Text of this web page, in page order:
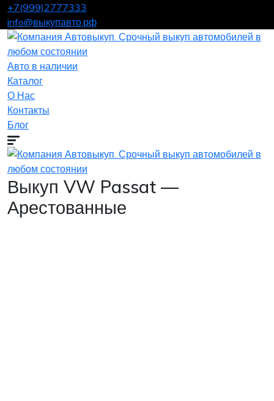
+7(999)2777333
info@выкупавто.рф
Авто в наличии
Каталог
О Нас
Контакты
Блог
Выкуп VW Passat —
Арестованные